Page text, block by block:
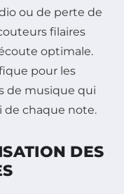
ou de perte de
filaires
optimale.
pour les
de musique qui
chaque note.
DES